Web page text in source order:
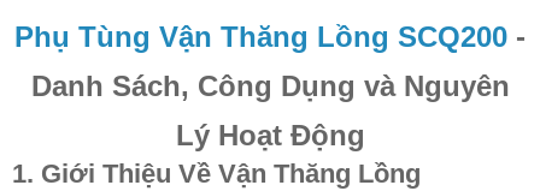
Phụ Tùng Vận Thăng Lồng SCQ200 -
Danh Sách, Công Dụng và Nguyên
Lý Hoạt Động
1. Giới Thiệu Về Vận Thăng Lồng